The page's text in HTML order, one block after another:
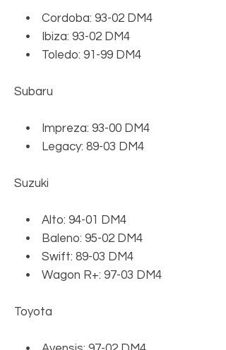
• Cordoba: 93-02 DM4
• Ibiza: 93-02 DM4
• Toledo: 91-99 DM4
Subaru
• Impreza: 93-00 DM4
• Legacy: 89-03 DM4
Suzuki
• Alto: 94-01 DM4
• Baleno: 95-02 DM4
• Swift: 89-03 DM4
• Wagon R+: 97-03 DM4
Toyota